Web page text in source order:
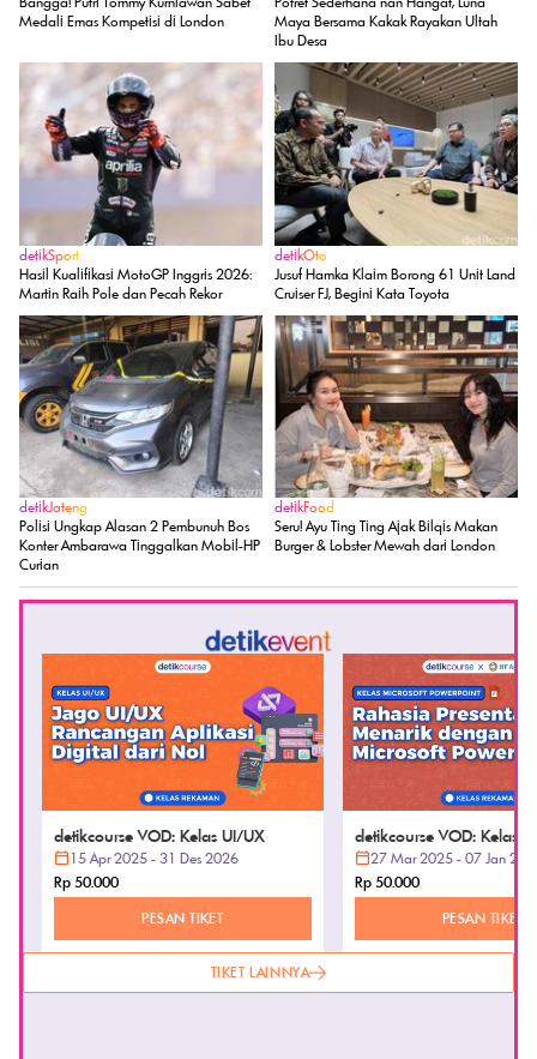
Medali Emas Kompetisi di London
Maya Bersama Kakak Rayakan Ultah
Ibu Desa
detikSport
Hasil Kualifikasi MotoGP Inggris 2026:
Martin Raih Pole dan Pecah Rekor
detikOto
Jusuf Hamka Klaim Borong 61 Unit Land
Cruiser FJ, Begini Kata Toyota
detikJateng
Polisi Ungkap Alasan 2 Pembunuh Bos
Konter Ambarawa Tinggalkan Mobil-HP
Curian
detikFood
Seru! Ayu Ting Ting Ajak Bilqis Makan
Burger & Lobster Mewah dari London
detikcourse VOD: Kelas UI/UX
15 Apr 2025 - 31 Des 2026
Rp 50.000
PESAN TIKET
detikcourse VOD: Kelas
PowerPoint
27 Mar 2025 - 07 Jan
Rp 50.000
PESAN TIKET
TIKET LAINNYA